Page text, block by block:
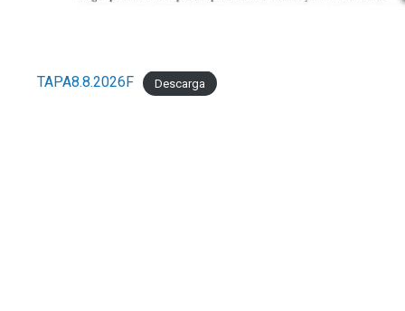
TAPA8.8.2026F Descarga